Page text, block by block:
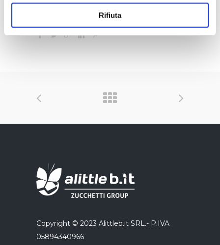
Rifiuta
Business
Copyright © 2023 Alittleb.it SRL.- P.IVA
05894340966